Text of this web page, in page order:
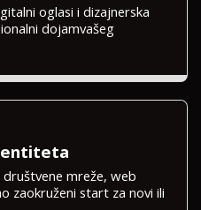
oglasi i dizajnerska
dojamvašeg
mreže, web
zaokruženi start za novi ili